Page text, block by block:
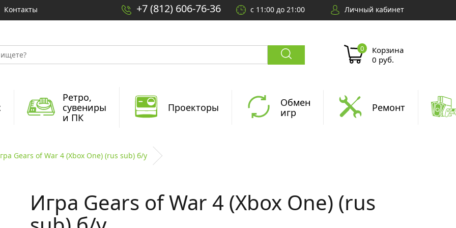
Контакты +7 (812) 606-76-36 с 11:00 до 21:00 Личный кабинет
Корзина
0 руб.
Ретро,
сувениры
и ПК
Проекторы
Обмен
игр
Ремонт
Gears of War 4 (Xbox One) (rus sub) б/у
Игра Gears of War 4 (Xbox One) (rus